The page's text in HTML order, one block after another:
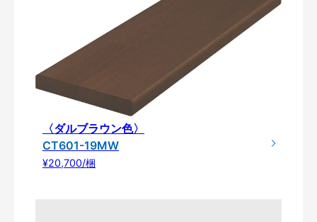
〈ダルブラウン色〉
CT601-19MW
¥20,700/梱